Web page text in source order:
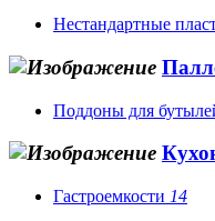
Нестандартные
Поддоны для
Гастроемкости 14